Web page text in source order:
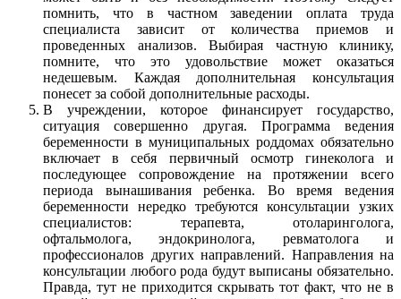
помнить, что в частном заведении оплата труда
специалиста зависит от количества приемов и
проведенных анализов. Выбирая частную клинику,
помните, что это удовольствие может оказаться
недешевым. Каждая дополнительная консультация
понесет за собой дополнительные расходы.
В учреждении, которое финансирует государство,
ситуация совершенно другая. Программа ведения
беременности в муниципальных роддомах обязательно
включает в себя первичный осмотр гинеколога и
последующее сопровождение на протяжении всего
периода вынашивания ребенка. Во время ведения
беременности нередко требуются консультации узких
специалистов: терапевта, отоларинголога,
офтальмолога, эндокринолога, ревматолога и
профессионалов других направлений. Направления на
консультации любого рода будут выписаны обязательно.
Правда, тут не приходится скрывать тот факт, что не в